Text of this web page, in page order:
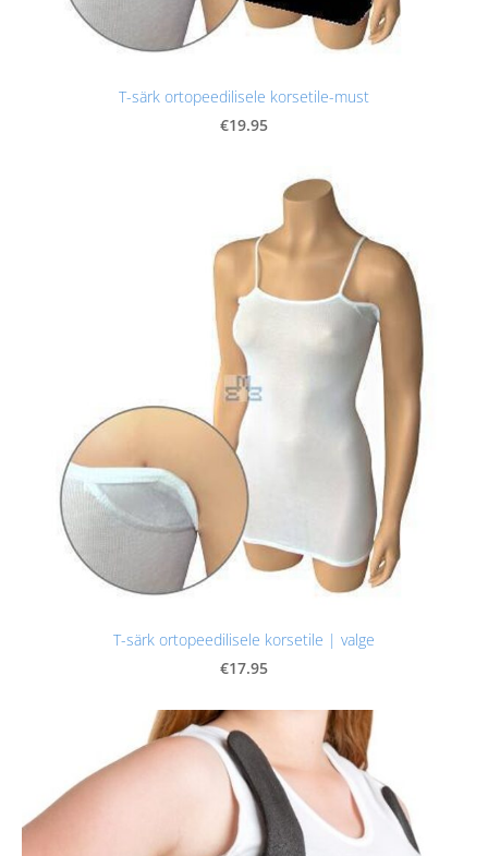
T-särk ortopeedilisele korsetile-must
€19.95
T-särk ortopeedilisele korsetile | valge
€17.95